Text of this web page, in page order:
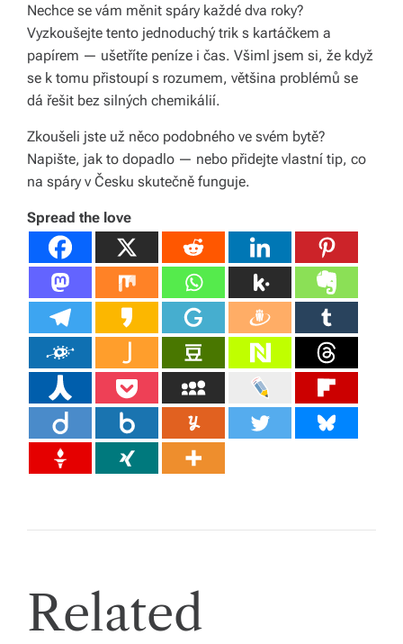
Nechce se vám měnit spáry každé dva roky?
Vyzkoušejte tento jednoduchý trik s kartáčkem a
papírem — ušetříte peníze i čas. Všiml jsem si, že když
se k tomu přistoupí s rozumem, většina problémů se
dá řešit bez silných chemikálií.
Zkoušeli jste už něco podobného ve svém bytě?
Napište, jak to dopadlo — nebo přidejte vlastní tip, co
na spáry v Česku skutečně funguje.
Spread the love
Related